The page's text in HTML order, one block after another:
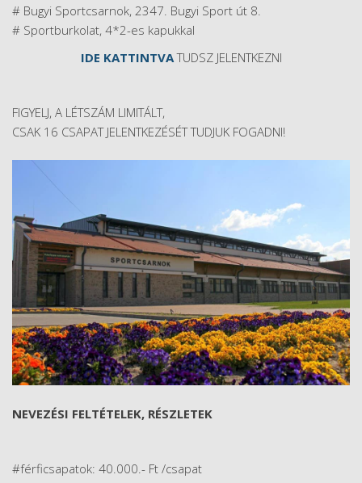
# Bugyi Sportcsarnok, 2347. Bugyi Sport út 8.
# Sportburkolat, 4*2-es kapukkal
IDE KATTINTVATUDSZ JELENTKEZNI
FIGYELJ, A LÉTSZÁM LIMITÁLT,
CSAK 16 CSAPAT JELENTKEZÉSÉT TUDJUK FOGADNI!
NEVEZÉSI FELTÉTELEK, RÉSZLETEK
#férficsapatok: 40.000.- Ft /csapat